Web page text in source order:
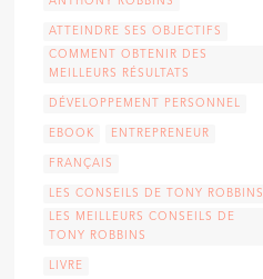
ATTEINDRE SES OBJECTIFS
COMMENT OBTENIR DES
MEILLEURS RÉSULTATS
DÉVELOPPEMENT PERSONNEL
EBOOK ENTREPRENEUR
FRANÇAIS
LES CONSEILS DE TONY ROBBINS
LES MEILLEURS CONSEILS DE
TONY ROBBINS
LIVRE